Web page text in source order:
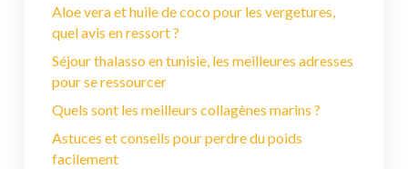
Aloe vera et huile de coco pour les vergetures,
quel avis en ressort ?
Séjour thalasso en tunisie, les meilleures adresses
pour se ressourcer
Quels sont les meilleurs collagènes marins ?
Astuces et conseils pour perdre du poids
facilement